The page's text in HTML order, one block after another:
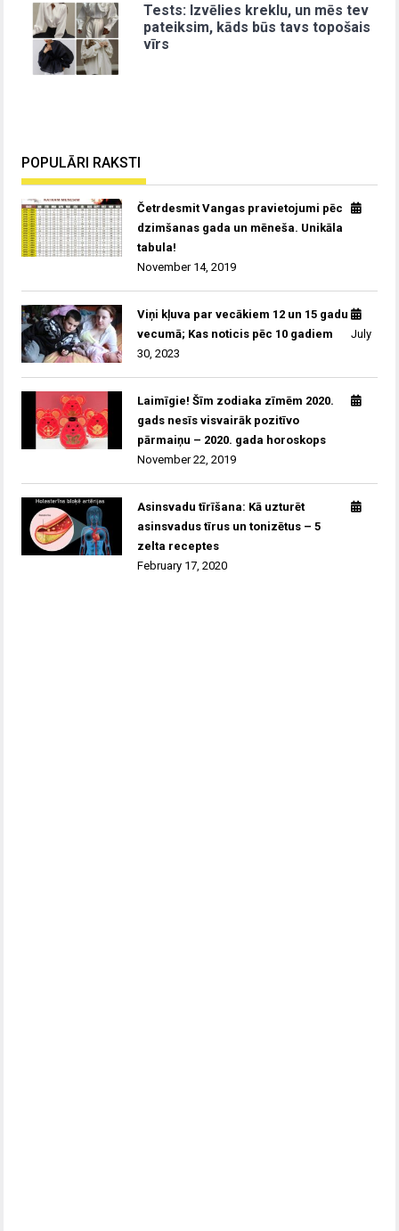
Tests: Izvēlies kreklu, un mēs tev
pateiksim, kāds būs tavs topošais
vīrs
POPULĀRI RAKSTI
Četrdesmit Vangas pravietojumi pēc
dzimšanas gada un mēneša. Unikāla
tabula!
November 14, 2019
Viņi kļuva par vecākiem 12 un 15 gadu
vecumā; Kas noticis pēc 10 gadiem
July
30, 2023
Laimīgie! Šīm zodiaka zīmēm 2020.
gads nesīs visvairāk pozitīvo
pārmaiņu – 2020. gada horoskops
November 22, 2019
Asinsvadu tīrīšana: Kā uzturēt
asinsvadus tīrus un tonizētus – 5
zelta receptes
February 17, 2020